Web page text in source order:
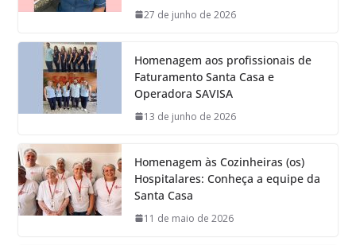
27 de junho de 2026
Homenagem aos profissionais de
Faturamento Santa Casa e
Operadora SAVISA
13 de junho de 2026
Homenagem às Cozinheiras (os)
Hospitalares: Conheça a equipe da
Santa Casa
11 de maio de 2026